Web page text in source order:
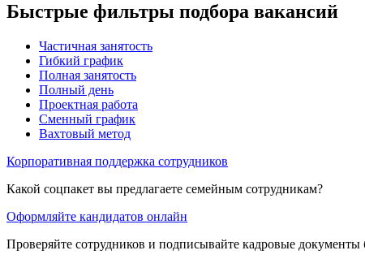
Быстрые фильтры подбора вакансий
Частичная занятость
Гибкий график
Полная занятость
Полный день
Проектная работа
Сменный график
Вахтовый метод
Корпоративная поддержка сотрудников
Какой соцпакет вы предлагаете семейным сотрудникам?
Оформляйте кандидатов онлайн
Проверяйте сотрудников и подписывайте кадровые документы